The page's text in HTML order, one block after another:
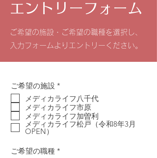
エントリーフォーム
ご希望の施設・ご希望の職種を選択し、
入力フォームよりエントリーください。
ご希望の施設 *
項
目
メディカライフ八千代
メディカライフ市原
メディカライフ加曽利
メディカライフ松戸（令和8年3月
OPEN）
ご希望の職種 *